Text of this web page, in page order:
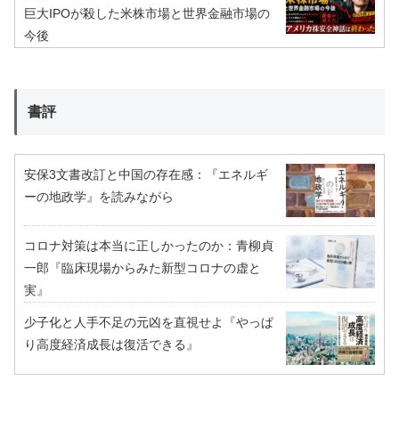
巨大IPOが殺した米株市場と世界金融市場の
今後
書評
安保3文書改訂と中国の存在感：『エネルギ
ーの地政学』を読みながら
コロナ対策は本当に正しかったのか：青柳貞
一郎『臨床現場からみた新型コロナの虚と
実』
少子化と人手不足の元凶を直視せよ『やっぱ
り高度経済成長は復活できる』